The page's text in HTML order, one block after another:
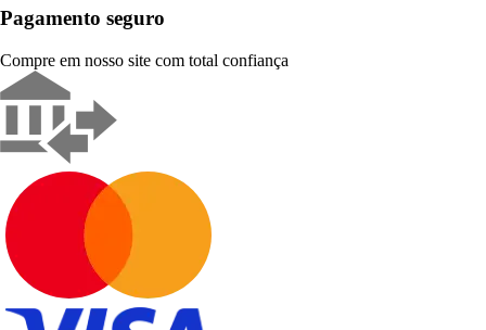
Pagamento seguro
Compre em nosso site com total confiança